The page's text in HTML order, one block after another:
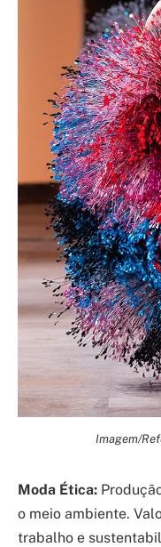
Imagem/
Moda Ética:
o meio ambiente.
trabalho e